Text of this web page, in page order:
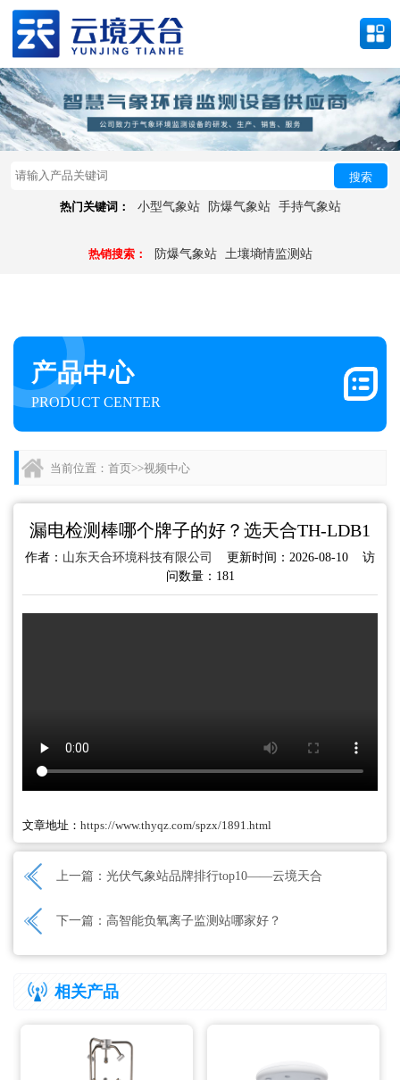
搜索
热门关键词： 小型气象站 防爆气象站 手持气象站
热销搜索： 防爆气象站 土壤墒情监测站
产品中心
PRODUCT CENTER
当前位置： 首页>>视频中心
漏电检测棒哪个牌子的好？选天合TH-LDB1
作者： 山东天合环境科技有限公司
更新时间：2026-08-10 访
问数量：181
文章地址： https://www.thyqz.com/spzx/1891.html
上一篇： 光伏气象站品牌排行top10——云境天合
下一篇： ‌高智能负氧离子监测站‌哪家好？
相关产品